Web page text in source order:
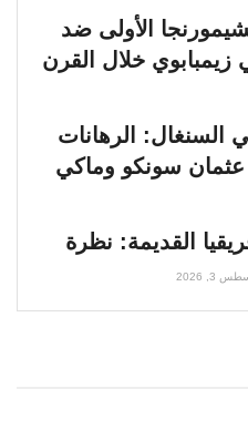
الأولى ضد
زيمبابوي خلال القرن
السنغال: الرهانات
سونكو وماكي
القديمة: نظرة
3, 2026